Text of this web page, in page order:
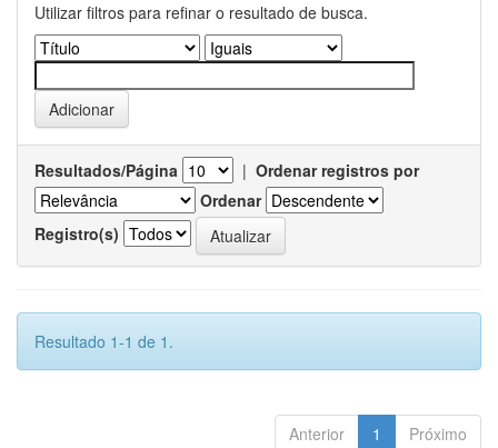
Utilizar filtros para refinar o resultado de busca.
Resultados/Página | Ordenar registros por
Ordenar
Registro(s)
Resultado 1-1 de 1.
Anterior 1 Próximo